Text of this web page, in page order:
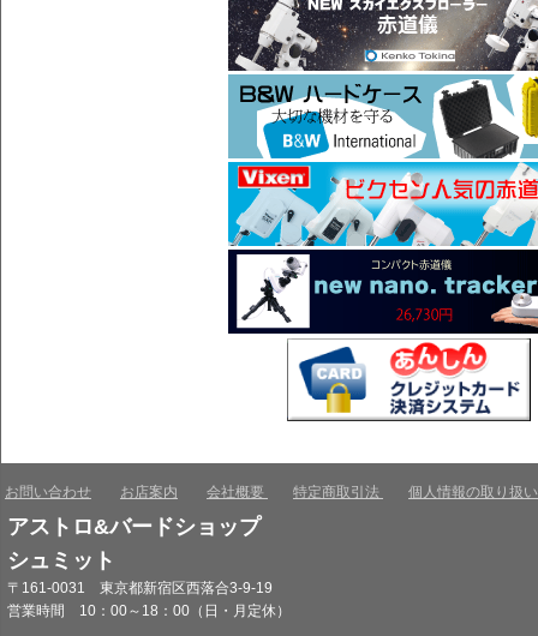
お問い合わせ お店案内 会社概要 特定商取引法 個人情報の取り扱
アストロ&バードショップ
シュミット
〒161-0031 東京都新宿区西落合3-9-19
営業時間 10：00～18：00（日・月定休）